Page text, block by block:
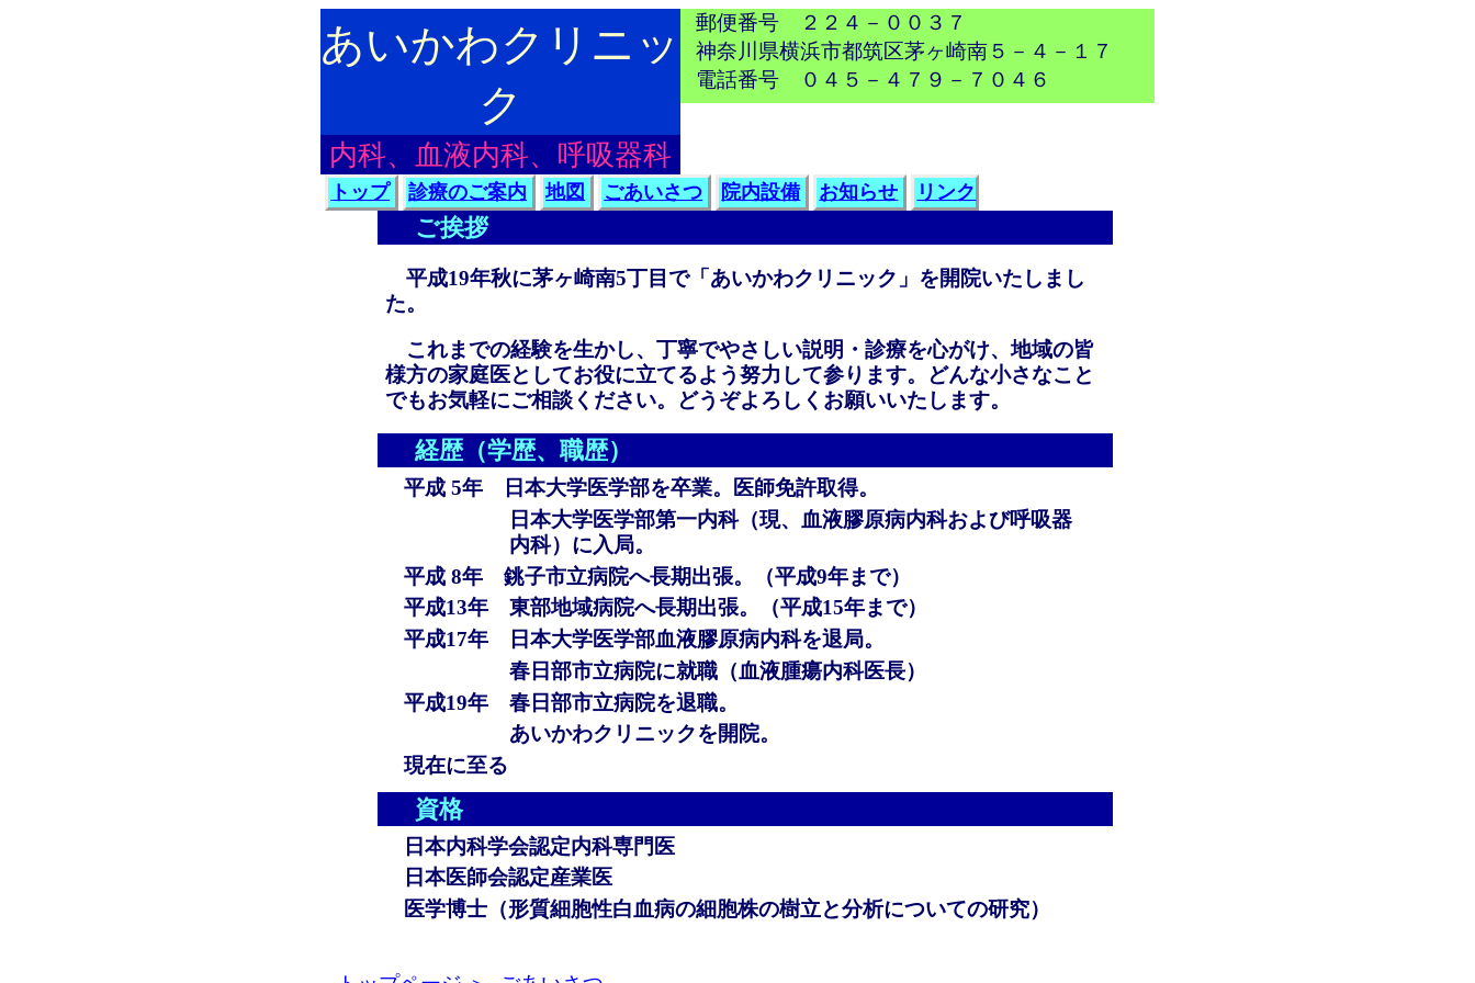
あいかわクリニッ
ク
内科、血液内科、呼吸器科
郵便番号 ２２４－００３７
神奈川県横浜市都筑区茅ヶ崎南５－４－１７
電話番号 ０４５－４７９－７０４６
トップ 診療のご案内 地図 ごあいさつ 院内設備 お知らせ リンク
ご挨拶
平成19年秋に茅ヶ崎南5丁目で「あいかわクリニック」を開院いたしまし
た。
これまでの経験を生かし、丁寧でやさしい説明・診療を心がけ、地域の皆
様方の家庭医としてお役に立てるよう努力して参ります。どんな小さなこと
でもお気軽にご相談ください。どうぞよろしくお願いいたします。
経歴（学歴、職歴）
平成 5年 日本大学医学部を卒業。医師免許取得。
日本大学医学部第一内科（現、血液膠原病内科および呼吸器
内科）に入局。
平成 8年 銚子市立病院へ長期出張。（平成9年まで）
平成13年 東部地域病院へ長期出張。（平成15年まで）
平成17年 日本大学医学部血液膠原病内科を退局。
春日部市立病院に就職（血液腫瘍内科医長）
平成19年 春日部市立病院を退職。
あいかわクリニックを開院。
現在に至る
資格
日本内科学会認定内科専門医
日本医師会認定産業医
医学博士（形質細胞性白血病の細胞株の樹立と分析についての研究）